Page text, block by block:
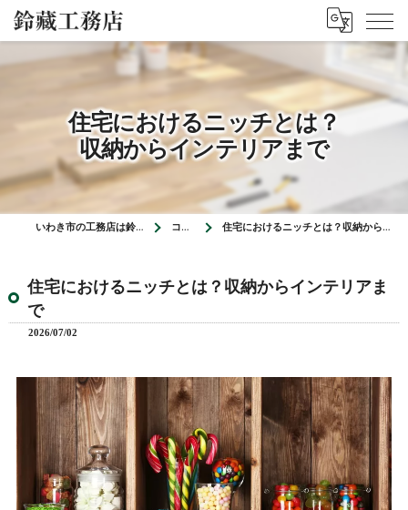
住宅におけるニッチとは？
収納からインテリアまで
いわき市の工務店は鈴藏工務店 コラム 住宅におけるニッチとは？収納からインテリアまで
住宅におけるニッチとは？収納からインテリアま
で
2026/07/02